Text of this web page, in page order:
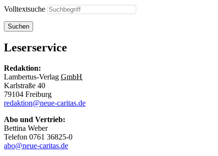
Volltextsuche
Suchen
Leserservice
Redaktion:
Lambertus-Verlag GmbH
Karlstraße 40
79104 Freiburg
redaktion@neue-caritas.de
Abo und Vertrieb:
Bettina Weber
Telefon 0761 36825-0
abo@neue-caritas.de